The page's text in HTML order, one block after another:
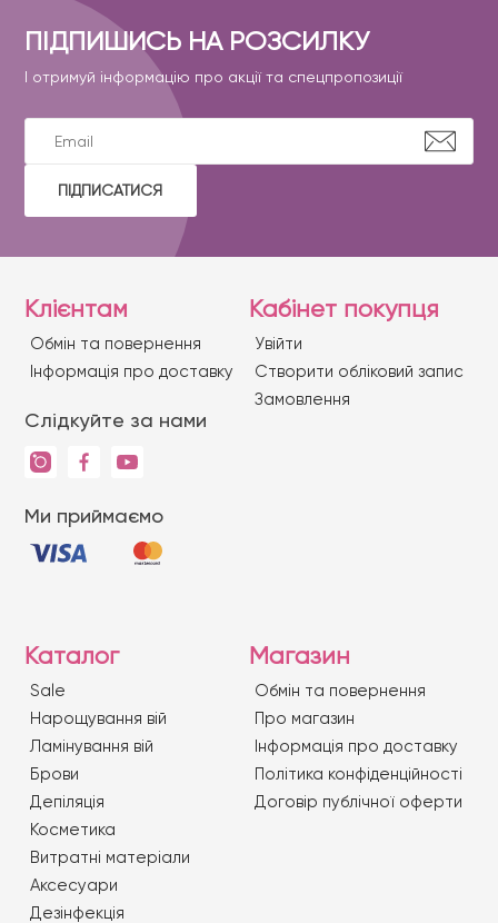
ПІДПИШИСЬ НА РОЗСИЛКУ
І отримуй інформацію про акції та спецпропозиції
ПІДПИСАТИСЯ
Клієнтам
Обмін та повернення
Iнформація про доставку
Слідкуйте за нами
Ми приймаємо
Кабінет покупця
Увійти
Створити обліковий запис
Замовлення
Каталог
Sale
Нарощування вій
Ламінування вій
Брови
Депіляція
Косметика
Витратні матеріали
Аксесуари
Дезінфекція
Магазин
Обмін та повернення
Про магазин
Iнформація про доставку
Політика конфіденційності
Договір публічної оферти